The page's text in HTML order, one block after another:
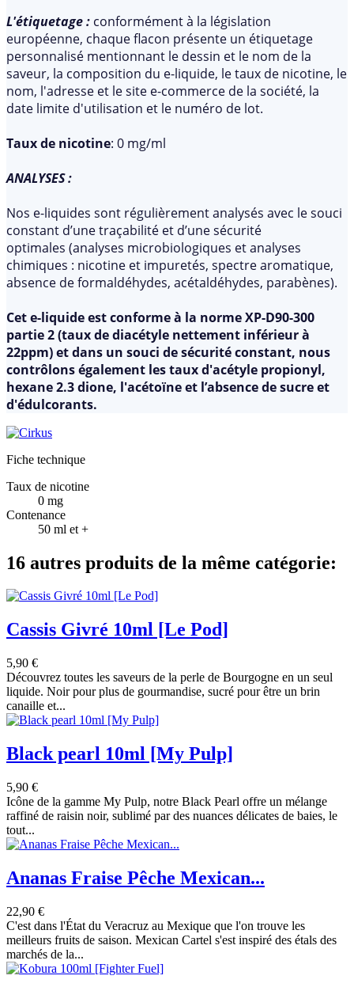
L'étiquetage : conformément à la législation
européenne, chaque flacon présente un étiquetage
personnalisé mentionnant le dessin et le nom de la
saveur, la composition du e-liquide, le taux de nicotine, le
nom, l'adresse et le site e-commerce de la société, la
date limite d'utilisation et le numéro de lot.
Taux de nicotine: 0 mg/ml
ANALYSES :
Nos e-liquides sont régulièrement analysés avec le souci
constant d’une traçabilité et d’une sécurité
optimales (analyses microbiologiques et analyses
chimiques : nicotine et impuretés, spectre aromatique,
absence de formaldéhydes, acétaldéhydes, parabènes).
Cet e-liquide est conforme à la norme XP-D90-300
partie 2 (taux de diacétyle nettement inférieur à
22ppm) et dans un souci de sécurité constant, nous
contrôlons également les taux d'acétyle propionyl,
hexane 2.3 dione, l'acétoïne et l’absence de sucre et
d'édulcorants.
Fiche technique
Taux de nicotine
0 mg
Contenance
50 ml et +
16 autres produits de la même catégorie:
Cassis Givré 10ml [Le Pod]
5,90 €
Découvrez toutes les saveurs de la perle de Bourgogne en un seul
liquide. Noir pour plus de gourmandise, sucré pour être un brin
canaille et...
Black pearl 10ml [My Pulp]
5,90 €
Icône de la gamme My Pulp, notre Black Pearl offre un mélange
raffiné de raisin noir, sublimé par des nuances délicates de baies, le
tout...
Ananas Fraise Pêche Mexican...
22,90 €
C'est dans l'État du Veracruz au Mexique que l'on trouve les
meilleurs fruits de saison. Mexican Cartel s'est inspiré des étals des
marchés de la...